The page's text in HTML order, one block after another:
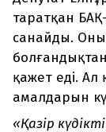
таратқан
санайды.
қажет еді. Ал
амалдарын
«Қазір